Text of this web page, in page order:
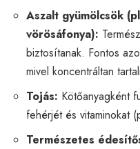
Aszalt gyümölcsök
vörösáfonya):
biztosítanak. Fontos
mivel koncentráltan
Tojás: Kötőanyagként
fehérjét és vitaminokat
Természetes